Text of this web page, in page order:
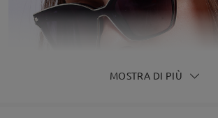
MOSTRA DI PIÙ